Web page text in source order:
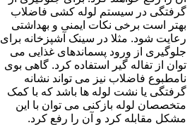
گرفتگی در سیستم لوله کشی فاضلاب
بهتر است برخی نکات ایمنی و بهداشتی
رعایت شود. مثلا در سینک آشپزخانه برای
جلوگیری از ورود پسماندهای غذایی می
توان از تفاله گیر استفاده کرد. گاهی بوی
نامطبوع فاضلاب نیز می تواند نشانه
گرفتگی یا نشت لوله ها باشد که با کمک
متخصصان لوله بازکنی می توان با این
مشکل مقابله کرد و آن را رفع کرد.